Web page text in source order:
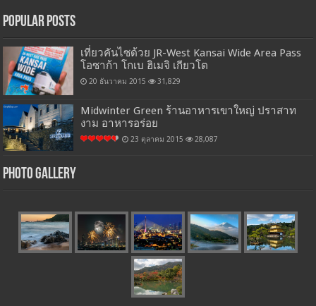
Popular Posts
เที่ยวคันไซด้วย JR-West Kansai Wide Area Pass
โอซาก้า โกเบ ฮิเมจิ เกียวโต
20 ธันวาคม 2015 31,829
Midwinter Green ร้านอาหารเขาใหญ่ ปราสาท
งาม อาหารอร่อย
23 ตุลาคม 2015 28,087
Photo Gallery